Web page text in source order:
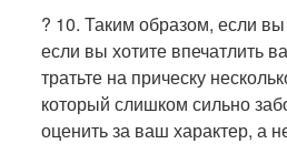
? 10. Таким образом, если
если вы хотите впечатлить
тратьте на прическу
который слишком сильно
оценить за ваш характер, а